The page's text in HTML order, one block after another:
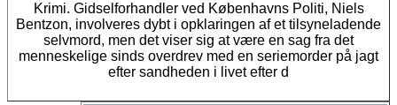
Krimi. Gidselforhandler ved Københavns Politi, Niels
Bentzon, involveres dybt i opklaringen af et tilsyneladende
selvmord, men det viser sig at være en sag fra det
menneskelige sinds overdrev med en seriemorder på jagt
efter sandheden i livet efter d